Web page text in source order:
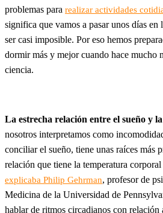
problemas para realizar actividades
significa que vamos a pasar unos días en
ser casi imposible. Por eso hemos
dormir más y mejor cuando hace mucho
ciencia.
La estrecha relación entre el sueño y
nosotros interpretamos como
conciliar el sueño, tiene unas raíces más
relación que tiene la temperatura
explicaba Philip Gehrman, profesor de
Medicina de la Universidad de
hablar de ritmos circadianos con